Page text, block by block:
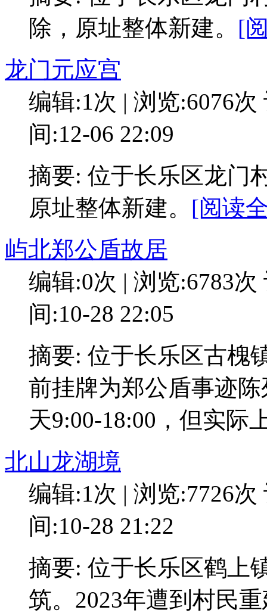
除，原址整体新建。 [
龙门元应宫
编辑:1次 | 浏览:6076次
间:12-06 22:09
摘要: 位于长乐区龙门
原址整体新建。 [阅读
屿北郑公盾故居
编辑:0次 | 浏览:6783次
间:10-28 22:05
摘要: 位于长乐区古槐
前挂牌为郑公盾事迹
天9:00-18:00，但实际
北山龙湖境
编辑:1次 | 浏览:7726次
间:10-28 21:22
摘要: 位于长乐区鹤上
筑。2023年遭到村民